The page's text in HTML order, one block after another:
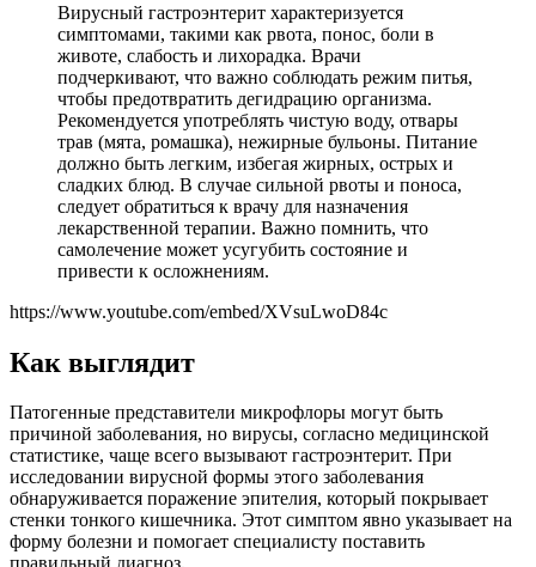
Вирусный гастроэнтерит характеризуется
симптомами, такими как рвота, понос, боли в
животе, слабость и лихорадка. Врачи
подчеркивают, что важно соблюдать режим питья,
чтобы предотвратить дегидрацию организма.
Рекомендуется употреблять чистую воду, отвары
трав (мята, ромашка), нежирные бульоны. Питание
должно быть легким, избегая жирных, острых и
сладких блюд. В случае сильной рвоты и поноса,
следует обратиться к врачу для назначения
лекарственной терапии. Важно помнить, что
самолечение может усугубить состояние и
привести к осложнениям.
https://www.youtube.com/embed/XVsuLwoD84c
Как выглядит
Патогенные представители микрофлоры могут быть
причиной заболевания, но вирусы, согласно медицинской
статистике, чаще всего вызывают гастроэнтерит. При
исследовании вирусной формы этого заболевания
обнаруживается поражение эпителия, который покрывает
стенки тонкого кишечника. Этот симптом явно указывает на
форму болезни и помогает специалисту поставить